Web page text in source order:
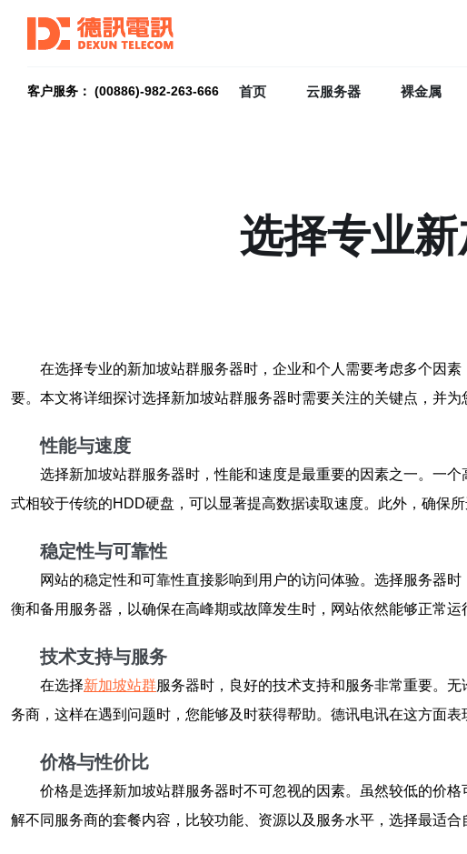
客户服务： (00886)-982-263-666 首页 云服务器 裸金属
选择专业
在选择专业的新加坡站群服务器时，企业和个人需要考虑多个因
要。本文将详细探讨选择新加坡站群服务器时需要关注的关键点，并为
性能与速度
选择新加坡站群服务器时，性能和速度是最重要的因素之一。一
式相较于传统的HDD硬盘，可以显著提高数据读取速度。此外，确保
稳定性与可靠性
网站的稳定性和可靠性直接影响到用户的访问体验。选择服务器
衡和备用服务器，以确保在高峰期或故障发生时，网站依然能够正常
技术支持与服务
在选择新加坡站群服务器时，良好的技术支持和服务非常重要。
务商，这样在遇到问题时，您能够及时获得帮助。德讯电讯在这方面
价格与性价比
价格是选择新加坡站群服务器时不可忽视的因素。虽然较低的价
解不同服务商的套餐内容，比较功能、资源以及服务水平，选择最适